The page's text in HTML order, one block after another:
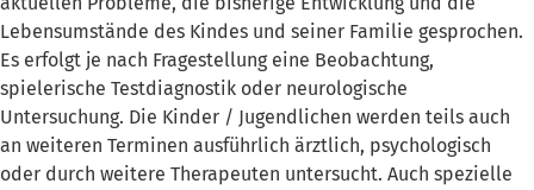
Lebensumstände des Kindes und seiner Familie gesprochen.
Es erfolgt je nach Fragestellung eine Beobachtung,
spielerische Testdiagnostik oder neurologische
Untersuchung. Die Kinder / Jugendlichen werden teils auch
an weiteren Terminen ausführlich ärztlich, psychologisch
oder durch weitere Therapeuten untersucht. Auch spezielle